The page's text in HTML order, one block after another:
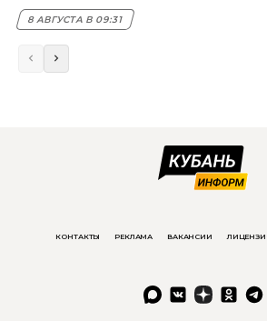
8 АВГУСТА В 09:31
КОНТАКТЫ РЕКЛАМА ВАКАНСИИ